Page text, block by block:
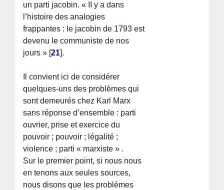
un parti jacobin. « II y a dans
l’histoire des analogies
frappantes : le jacobin de 1793 est
devenu le communiste de nos
jours » [21].
Il convient ici de considérer
quelques-uns des problèmes qui
sont demeurés chez Karl Marx
sans réponse d’ensemble : parti
ouvrier, prise et exercice du
pouvoir ; pouvoir ; légalité ;
violence ; parti « marxiste » .
Sur le premier point, si nous nous
en tenons aux seules sources,
nous disons que les problèmes